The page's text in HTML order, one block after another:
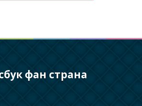
фан страна